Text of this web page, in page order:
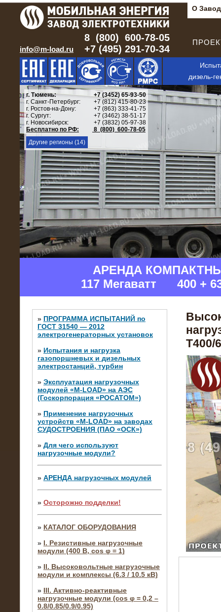
О
info@m-load.ru
8 (800) 600-78-05
+7 (495) 291-70-34
дизель-
г. Тюмень:
+7 (3452) 65-93-50
г. Санкт-Петербург:
+7 (812) 415-80-23
г. Ростов-на-Дону:
+7 (863) 333-41-75
г. Сургут:
+7 (3462) 38-51-17
г. Новосибирск:
+7 (3832) 05-97-38
Бесплатно по РФ:
8 (800) 600-78-05
Другие регионы (14)
АРЕНДА
117 Мегаватт 400 +
» ПРОГРАММА ИСПЫТАНИЙ по
ГОСТ 31540 — 2012
электрогенераторных установок
» Испытания и нагрузка
газопоршневых и дизельных
электростанций, турбин
» Эксплуатация нагрузочных
модулей «M-LOAD» на АЭС
(Госкорпорация «РОСАТОМ»)
» Применение нагрузочных
устройств «M-LOAD» на заводах
СУДОСТРОЕНИЯ (ПАО «ОСК»)
» Для чего используют
нагрузочные модули?
» АРЕНДА нагрузочных модулей
» Осторожно подделки!
» КАТАЛОГ ОБОРУДОВАНИЯ
» I. Резистивные нагрузочные
модули (400 В, cos φ = 1)
» II. Высоковольтные нагрузочные
модули и комплексы (6.3 / 10.5 кВ)
» III. Активно-реактивные
нагрузочные модули (cos φ = 0,2 –
0.8/0.85/0.9/0.95)
Т400/